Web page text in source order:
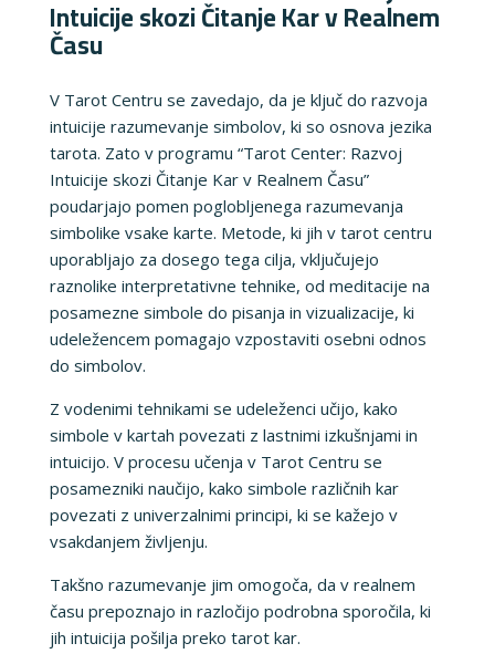
Intuicije skozi Čitanje Kar v Realnem
Času
V Tarot Centru se zavedajo, da je ključ do razvoja
intuicije razumevanje simbolov, ki so osnova jezika
tarota. Zato v programu “Tarot Center: Razvoj
Intuicije skozi Čitanje Kar v Realnem Času”
poudarjajo pomen poglobljenega razumevanja
simbolike vsake karte. Metode, ki jih v tarot centru
uporabljajo za dosego tega cilja, vključujejo
raznolike interpretativne tehnike, od meditacije na
posamezne simbole do pisanja in vizualizacije, ki
udeležencem pomagajo vzpostaviti osebni odnos
do simbolov.
Z vodenimi tehnikami se udeleženci učijo, kako
simbole v kartah povezati z lastnimi izkušnjami in
intuicijo. V procesu učenja v Tarot Centru se
posamezniki naučijo, kako simbole različnih kar
povezati z univerzalnimi principi, ki se kažejo v
vsakdanjem življenju.
Takšno razumevanje jim omogoča, da v realnem
času prepoznajo in razločijo podrobna sporočila, ki
jih intuicija pošilja preko tarot kar.